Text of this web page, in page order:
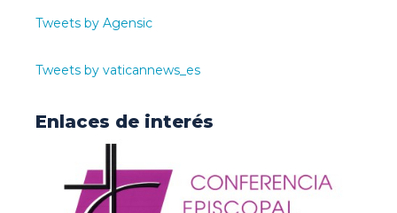
Tweets by Agensic
Tweets by vaticannews_es
Enlaces de interés